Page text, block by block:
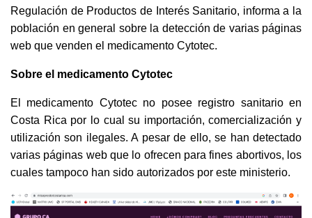
Regulación de Productos de Interés Sanitario, informa a la
población en general sobre la detección de varias páginas
web que venden el medicamento Cytotec.
Sobre el medicamento Cytotec
El medicamento Cytotec no posee registro sanitario en
Costa Rica por lo cual su importación, comercialización y
utilización son ilegales. A pesar de ello, se han detectado
varias páginas web que lo ofrecen para fines abortivos, los
cuales tampoco han sido autorizados por este ministerio.